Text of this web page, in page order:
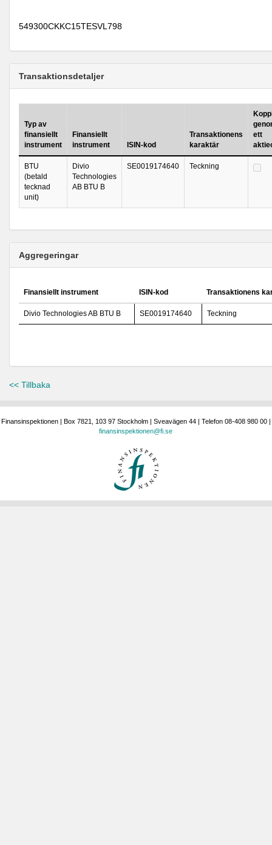
549300CKKC15TESVL798
Transaktionsdetaljer
Typ av
finansiellt
instrument
Finansiellt
instrument
ISIN-kod
Transaktionens
karaktär
ett
BTU
(betald
tecknad
unit)
Divio
Technologies
AB BTU B
SE0019174640 Teckning
Aggregeringar
Finansiellt instrument ISIN-kod Transaktionens
Divio Technologies AB BTU B SE0019174640 Teckning
<< Tillbaka
Finansinspektionen | Box 7821, 103 97 Stockholm | Sveavägen 44 | Telefon 08-408 980 00 |
finansinspektionen@fi.se